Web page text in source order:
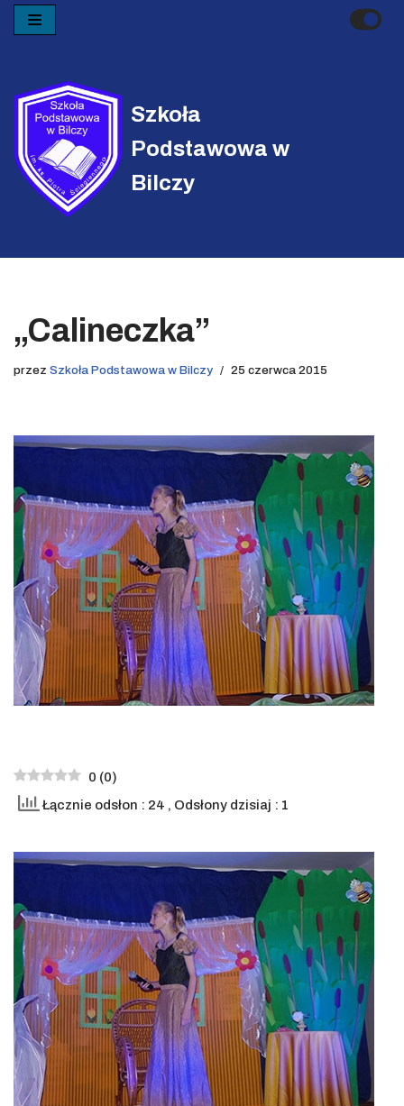
treści
Szkoła
Podstawowa w
Bilczy
„Calineczka”
przez Szkoła Podstawowa w Bilczy 25 czerwca 2015
0 (0)
Łącznie odsłon : 24 , Odsłony dzisiaj : 1